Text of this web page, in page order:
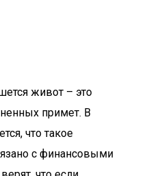
живот – это
примет. В
что такое
с финансовыми